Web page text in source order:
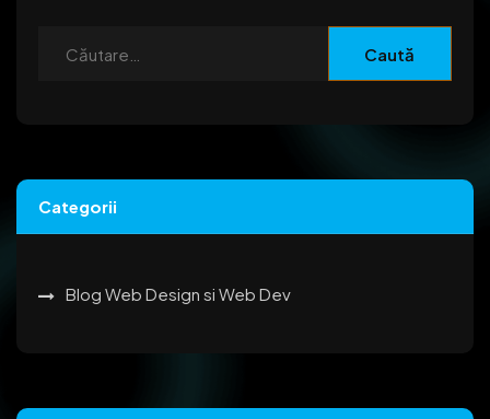
Categorii
Blog Web Design si Web Dev